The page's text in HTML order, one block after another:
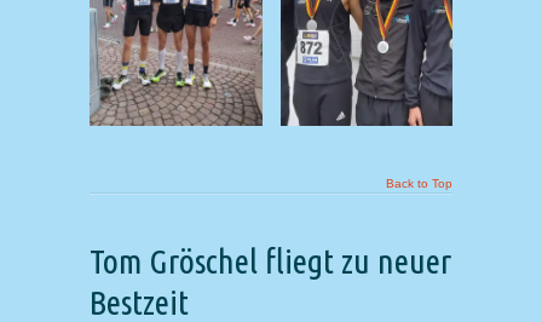
Back to Top
Tom Gröschel fliegt zu neuer
Bestzeit